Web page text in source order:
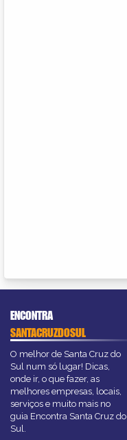
ENCONTRA
SANTACRUZDOSUL
O melhor de Santa Cruz do
Sul num só lugar! Dicas,
onde ir, o que fazer, as
melhores empresas, locais,
serviços e muito mais no
guia Encontra Santa Cruz do
Sul.